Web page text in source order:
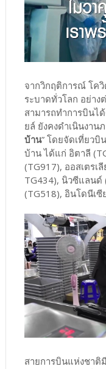
จากวิกฤติการณ์ โควิ
ระบาดทั่วโลก อย่าง
สามารถทำการบินไ
ยล์ ยังคงดำเนินงาน
บ้าน” โดยจัดเที่ยวบิ
บ้าน ได้แก่ อิตาลี
(TG917), ออสเตรเ
TG434), นิวซีแลนด์
(TG518), อินโดนีเซี
สายการบินแห่งชา